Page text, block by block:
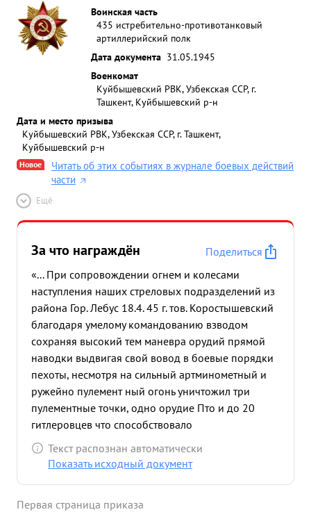
Воинская часть
435 истребительно-противотанковый
артиллерийский полк
Дата документа 31.05.1945
Военкомат
Куйбышевский РВК, Узбекская ССР, г.
Ташкент, Куйбышевский р-н
Дата и место призыва
Куйбышевский РВК, Узбекская ССР, г. Ташкент,
Куйбышевский р-н
Новое
Читать об этих событиях в журнале боевых действий
части
Ещё
За что награждён
Поделиться
«... При сопровождении огнем и колесами
наступления наших стреловых подразделений из
района Гор. Лебус 18.4. 45 г. тов. Коростышевский
благодаря умелому командованию взводом
сохраняя высокий тем маневра орудий прямой
наводки выдвигая свой вовод в боевые порядки
пехоты, несмотря на сильный артминометный и
ружейно пулемент ный огонь уничтожил три
пулементные точки, одно орудие Пто и до 20
гитлеровцев что способствовало
боепрепятственному продвиже ению наших
страшовых подразделений и успешному
Текст распознан автоматически
Показать исходный документ
Первая страница приказа